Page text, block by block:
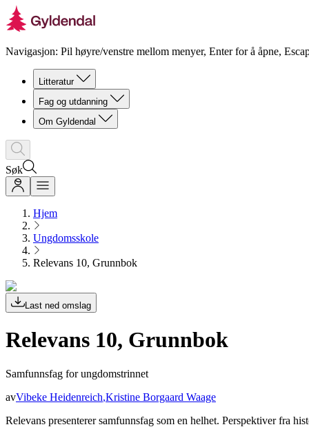
Navigasjon: Pil høyre/venstre mellom menyer, Enter for å åpne,
Litteratur
Fag og utdanning
Om Gyldendal
Søk
Hjem
Ungdomsskole
Relevans 10, Grunnbok
Last ned omslag
Relevans 10, Grunnbok
Samfunnsfag for ungdomstrinnet
avVibeke Heidenreich,Kristine Borgaard Waage
Relevans presenterer samfunnsfag som en helhet. Perspektiver fra